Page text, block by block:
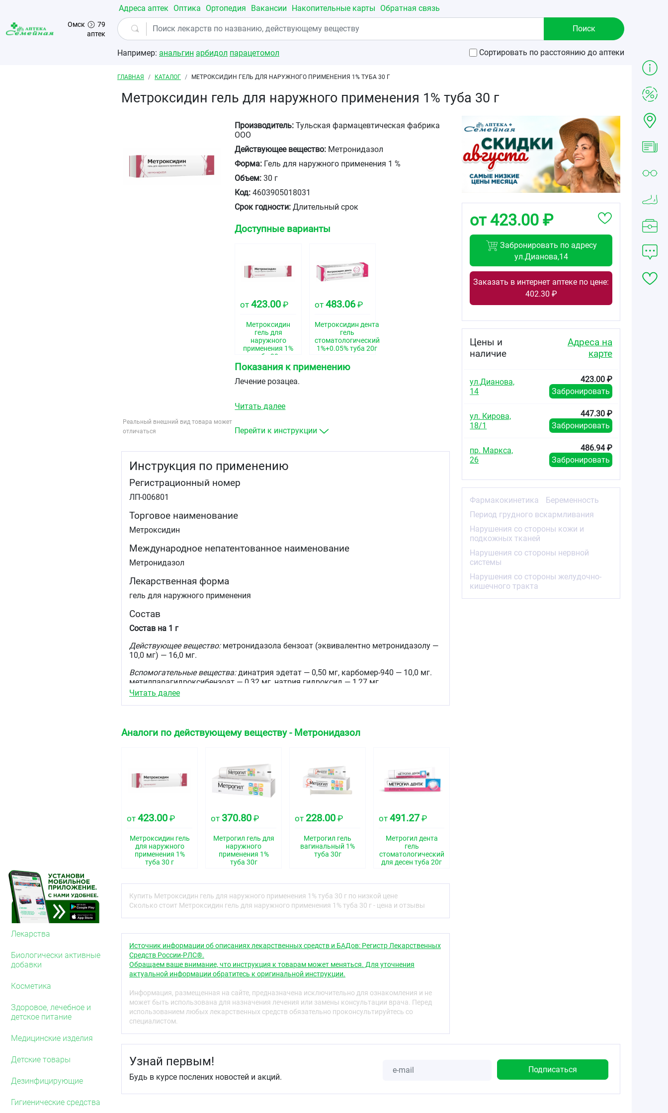
Перейти к основному содержанию
Омск
79
аптек
Адреса аптек Оптика Ортопедия Вакансии Накопительные карты Обратная связь
Например: анальгин арбидол парацетомол Сортировать по расстоянию до аптеки
Лекарства
Биологически активные
добавки
Косметика
Здоровое, лечебное и
детское питание
Медицинские изделия
Детские товары
Дезинфицирующие
Гигиенические средства
Строка навигации
ГЛАВНАЯ КАТАЛОГ МЕТРОКСИДИН ГЕЛЬ ДЛЯ НАРУЖНОГО ПРИМЕНЕНИЯ 1% ТУБА 30 Г
Метроксидин гель для наружного применения 1% туба 30 г
Реальный внешний вид товара может
отличаться
Производитель: Тульская фармацевтическая фабрика
ООО
Действующее вещество: Метронидазол
Форма: Гель для наружного применения 1 %
Объем: 30 г
Код: 4603905018031
Срок годности: Длительный срок
Доступные варианты
от423.00 ₽
Метроксидин
гель для
наружного
применения 1%
туба 30 г
от 483.06₽
Метроксидин дента
гель
стоматологический
1%+0.05% туба 20г
Показания к применению
Лечение розацеа.
Читать далее
Перейти к инструкции
Инструкция по применению
Регистрационный номер
ЛП-006801
Торговое наименование
Метроксидин
Международное непатентованное наименование
Метронидазол
Лекарственная форма
гель для наружного применения
Состав
Состав на 1 г
Действующее вещество:метронидазола бензоат (эквивалентно метронидазолу —
10,0 мг) — 16,0 мг.
Вспомогательные вещества:динатрия эдетат — 0,50 мг, карбомер-940 — 10,0 мг.
метилпарагидроксибензоат — 0,32 мг, натрия гидроксид — 1,27 мг,
пропилпарагидроксибензоат — 0,40 мг, пропиленгликоль — 50,0 мг, вода
Прозрачный однородный гель от бесцветного до жёлтого цвета.
Противомикробное и противопротозойное средство
Код АТХ
Фармакологические свойства
противомикробной и противопротозойной активностью в отношении
грамотрицательных аэробных и анаэробных микроорганизмов и простейших.
Метронидазол при наружном применении особенно эффективен в отношении
Фармакокинетика
Максимальная концентрация метронидазола в плазме крови при наружном
14,8–54,4 нг/мл) и достигается через 6–24 часа.
Максимальная концентрация метронидазола в плазме крови при наружном
применении не превышает 0,5 % средней максимальной концентрации
метронидазола в плазме крови после перорального применения 250 мг
метронидазола в виде таблеток. При наружном применении концентрация
Связь с белками плазмы незначительная. Наименьшая концентрация
метронидазола определяется в жировой ткани. Выводится почками в
неизменённом виде и в виде метаболитов.
Показания
Лечение розацеа.
Противопоказания
Повышенная чувствительность к метронидазолу и другим компонентам
Читать далее
Аналоги по действующему веществу - Метронидазол
от 423.00 ₽
Метроксидин гель
для наружного
применения 1%
туба 30 г
от 370.80 ₽
Метрогил гель для
наружного
применения 1%
туба 30г
от 228.00 ₽
Метрогил гель
вагинальный 1%
туба 30г
от 491.27 ₽
Метрогил дента
гель
стоматологический
для десен туба 20г
Купить Метроксидин гель для наружного применения 1% туба 30 г по низкой цене
Сколько стоит Метроксидин гель для наружного применения 1% туба 30 г - цена и отзывы
Источник информации об описаниях лекарственных средств и БАДов: Регистр Лекарственных
Средств России-РЛС®.
Обращаем ваше внимание, что инструкция к товарам может меняться. Для уточнения
актуальной информации обратитесь к оригинальной инструкции.
Информация, размещенная на сайте, предназначена исключительно для ознакомления и не
может быть использована для назначения лечения или замены консультации врача. Перед
использованием любых лекарственных средств обязательно проконсультируйтесь со
специалистом.
от 423.00 ₽
Забронировать по адресу
ул.Дианова,14
Заказать в интернет аптеке по цене:
402.30 ₽
Цены и
наличие
Адреса на
карте
ул.Дианова,
14
423.00 ₽
Забронировать
ул. Кирова,
18/1
447.30 ₽
Забронировать
пр. Маркса,
26
486.94 ₽
Забронировать
Фармакокинетика
Беременность
Период грудного вскармливания
Нарушения со стороны кожи и
подкожных тканей
Нарушения со стороны нервной
системы
Нарушения со стороны желудочно-
кишечного тракта
Узнай первым!
Будь в курсе послених новостей и акций.